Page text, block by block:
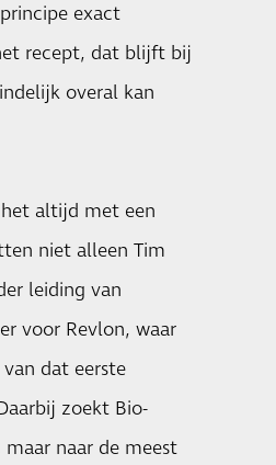
exact
recept, dat blijft bij
overal kan
altijd met een
niet alleen Tim
leiding van
voor Revlon, waar
dat eerste
zoekt Bio-
naar de meest